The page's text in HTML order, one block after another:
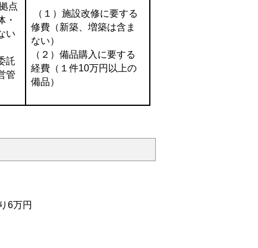
点
・
い
託
管
（１）施設改修に要する
修費（新築、増築は含ま
ない）
（２）備品購入に要する
経費（１件10万円以上の
備品）
6万円